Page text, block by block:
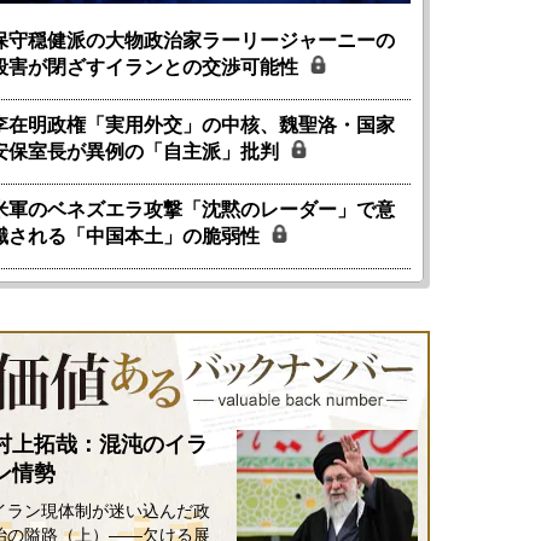
守穏健派の大物政治家ラーリージャーニーの
害が閉ざすイランとの交渉可能性
在明政権「実用外交」の中核、魏聖洛・国家
保室長が異例の「自主派」批判
軍のベネズエラ攻撃「沈黙のレーダー」で意
される「中国本土」の脆弱性
上拓哉：混沌のイラ
情勢
ラン現体制が迷い込んだ政
の隘路（上）――欠ける展